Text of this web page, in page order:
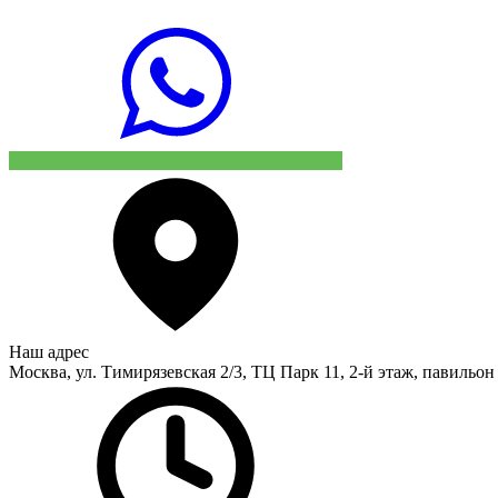
Наш адрес
Москва, ул. Тимирязевская 2/3, ТЦ Парк 11, 2-й этаж,